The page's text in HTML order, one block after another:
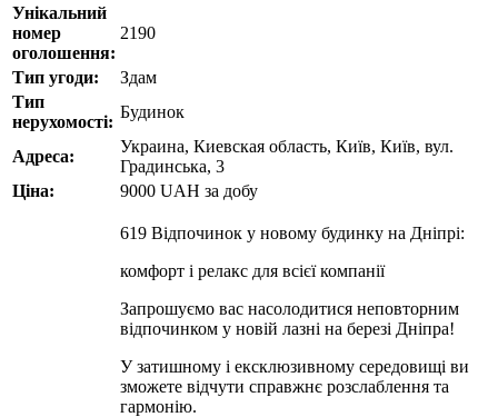
Унікальний
номер
оголошення:
2190
Тип угоди:
Здам
Тип
нерухомості:
Будинок
Адреса:
Украина, Киевская область, Київ, Київ, вул.
Градинська, 3
Ціна:
9000 UAH за добу
619 Відпочинок у новому будинку на Дніпрі:
комфорт і релакс для всієї компанії
Запрошуємо вас насолодитися неповторним
відпочинком у новій лазні на березі Дніпра!
У затишному і ексклюзивному середовищі ви
зможете відчути справжнє розслаблення та
гармонію.